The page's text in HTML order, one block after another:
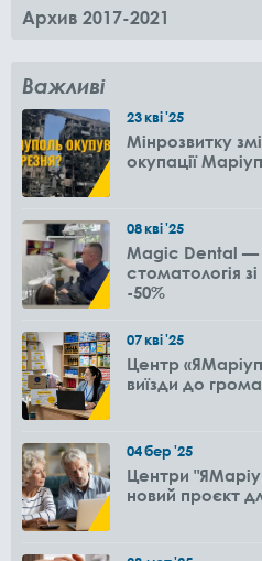
Архив 2017-2021
Важливі
23кві'25
Мінрозвитку
окупації
08кві'25
Magic Dental —
стоматологія
-50%
07кві'25
Центр
виїзди до
04бер'25
Центри
новий проєкт